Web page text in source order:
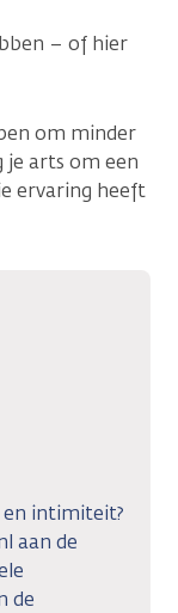
– of hier
om minder
je arts om een
ervaring heeft
en intimiteit?
aan de
de